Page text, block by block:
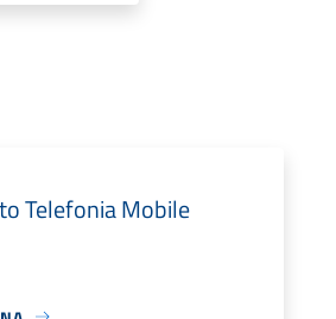
Telefonia Mobile